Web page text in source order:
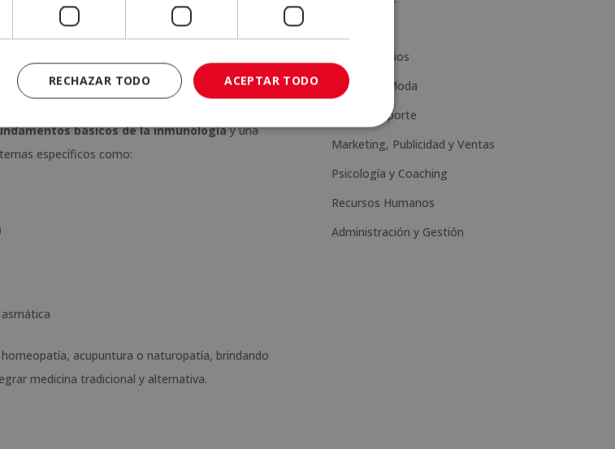
del convenio.
conocimientos.
básicos de la inmunologíay una
específicos como:
acupuntura o naturopatía, brindando
medicina tradicional y alternativa.
Artes y Oficios
Estética y Moda
Salud y Deporte
Marketing, Publicidad y Ventas
Psicología y Coaching
Recursos Humanos
Administración y Gestión
ACEPTAR TODO
RECHAZAR TODO